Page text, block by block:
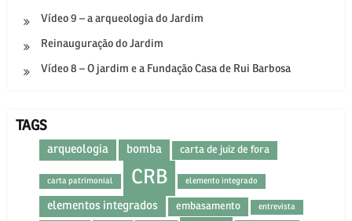
Vídeo 9 – a arqueologia do Jardim
Reinauguração do Jardim
Vídeo 8 – O jardim e a Fundação Casa de Rui Barbosa
TAGS
arqueologia bomba carta de juiz de fora
carta patrimonial CRB elemento integrado
elementos integrados embasamento entrevista